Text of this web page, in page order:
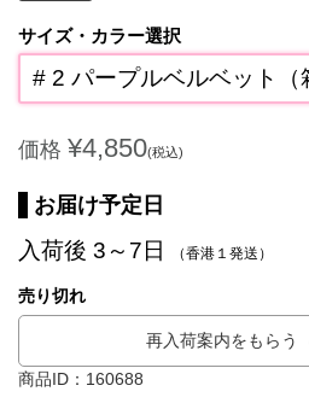
サイズ・カラー選択
# 2 パープルベルベット（
価格 ¥4,850(税込)
お届け予定日
入荷後 3～7日 （香港１発送）
売り切れ
再入荷案内をもらう
商品ID：160688